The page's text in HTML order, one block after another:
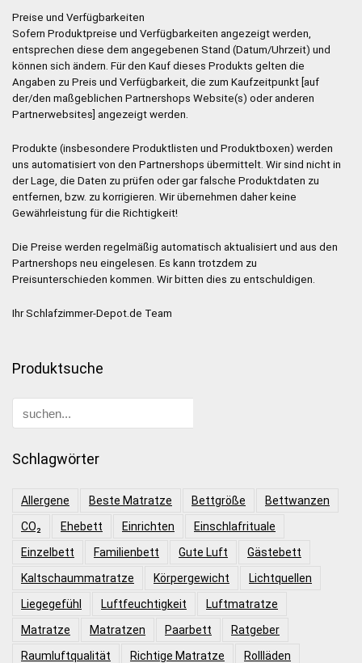
Preise und Verfügbarkeiten
Sofern Produktpreise und Verfügbarkeiten angezeigt werden,
entsprechen diese dem angegebenen Stand (Datum/Uhrzeit) und
können sich ändern. Für den Kauf dieses Produkts gelten die
Angaben zu Preis und Verfügbarkeit, die zum Kaufzeitpunkt [auf
der/den maßgeblichen Partnershops Website(s) oder anderen
Partnerwebsites] angezeigt werden.
Produkte (insbesondere Produktlisten und Produktboxen) werden
uns automatisiert von den Partnershops übermittelt. Wir sind nicht in
der Lage, die Daten zu prüfen oder gar falsche Produktdaten zu
entfernen, bzw. zu korrigieren. Wir übernehmen daher keine
Gewährleistung für die Richtigkeit!
Die Preise werden regelmäßig automatisch aktualisiert und aus den
Partnershops neu eingelesen. Es kann trotzdem zu
Preisunterschieden kommen. Wir bitten dies zu entschuldigen.
Ihr Schlafzimmer-Depot.de Team
Produktsuche
Schlagwörter
Allergene Beste Matratze Bettgröße
Bettwanzen
CO₂
Ehebett Einrichten
Einschlafrituale
Einzelbett
Familienbett Gute Luft
Gästebett
Kaltschaummatratze
Körpergewicht
Lichtquellen
Liegegefühl
Luftfeuchtigkeit
Luftmatratze
Matratze
Matratzen Paarbett
Ratgeber
Raumluftqualität
Richtige Matratze Rollläden